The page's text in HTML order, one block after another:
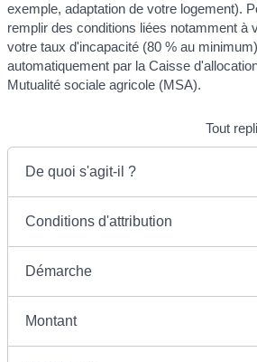
exemple, adaptation de votre logement).
remplir des conditions liées notamment à
votre taux d'incapacité (80 % au
automatiquement par la Caisse
Mutualité sociale agricole (MSA).
Tout
De quoi s'agit-il ?
Conditions d'attribution
Démarche
Montant